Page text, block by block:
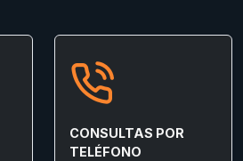
CONSULTAS POR
TELÉFONO